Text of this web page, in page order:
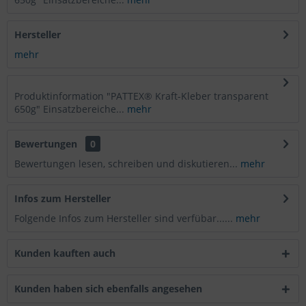
Hersteller
mehr
Produktinformation "PATTEX® Kraft-Kleber transparent
650g" Einsatzbereiche... mehr
Bewertungen
0
Bewertungen lesen, schreiben und diskutieren... mehr
Infos zum Hersteller
Folgende Infos zum Hersteller sind verfübar...... mehr
Kunden kauften auch
Kunden haben sich ebenfalls angesehen